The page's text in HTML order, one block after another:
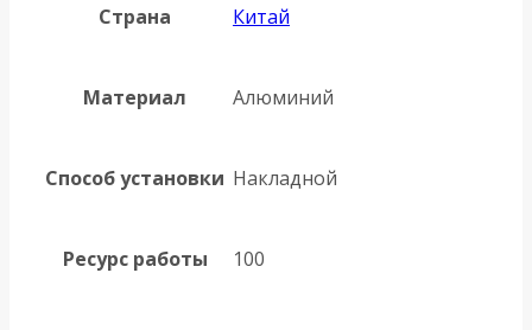
Страна Китай
Материал Алюминий
Способ установки Накладной
Ресурс работы 100